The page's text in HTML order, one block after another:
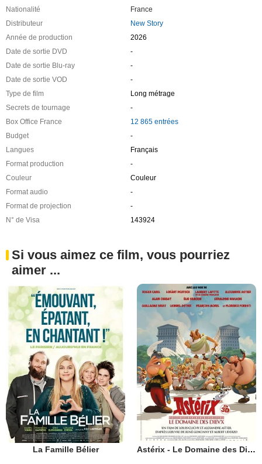
Nationalité
France
Distributeur
New Story
Année de production
2026
Date de sortie DVD
-
Date de sortie Blu-ray
-
Date de sortie VOD
-
Type de film
Long métrage
Secrets de tournage
-
Box Office France
12 865 entrées
Budget
-
Langues
Français
Format production
-
Couleur
Couleur
Format audio
-
Format de projection
-
N° de Visa
143924
Si vous aimez ce film, vous pourriez
aimer ...
La Famille Bélier Astérix - Le Domaine des Dieux